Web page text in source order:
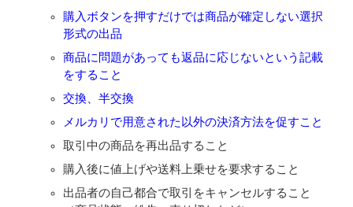
購入ボタンを押すだけでは商品が確定しない選択
形式の出品
商品に問題があっても返品に応じないという記載
をすること
交換、半交換
メルカリで用意された以外の決済方法を促すこと
取引中の商品を再出品すること
購入後に値上げや送料上乗せを要求すること
出品者の自己都合で取引をキャンセルすること